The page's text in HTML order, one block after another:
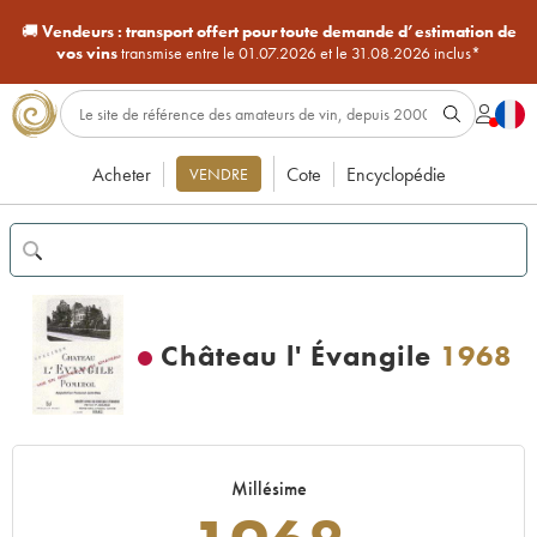
🚚Vendeurs : transport offert pour toute demande d’estimation de
vos vinstransmise entre le 01.07.2026 et le 31.08.2026 inclus*
Acheter VENDRE Cote Encyclopédie
Château l' Évangile 1968
Millésime